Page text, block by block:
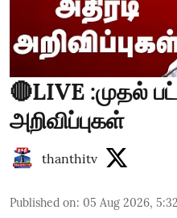
🔴LIVE :முதல்
அறிவிப்புகள்
thanthitv
Published on: 05 Aug 2026,